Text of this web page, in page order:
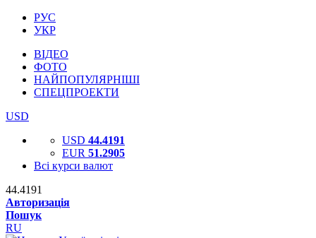
РУС
УКР
ВІДЕО
ФОТО
НАЙПОПУЛЯРНІШІ
СПЕЦПРОЕКТИ
USD
USD 44.4191
EUR 51.2905
Всі курси валют
44.4191
Авторизація
Пошук
RU